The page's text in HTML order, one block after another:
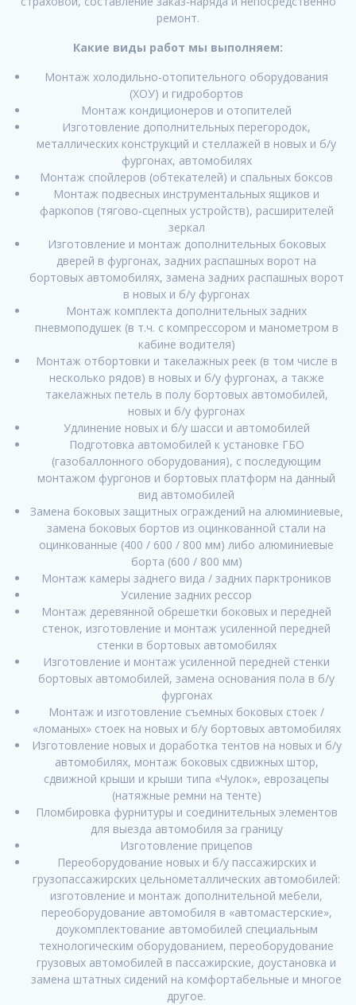
ремонт.
Какие виды работ мы выполняем:
Монтаж холодильно-отопительного оборудования
(ХОУ) и гидробортов
Монтаж кондиционеров и отопителей
Изготовление дополнительных перегородок,
металлических конструкций и стеллажей в новых и б/у
фургонах, автомобилях
Монтаж спойлеров (обтекателей) и спальных боксов
Монтаж подвесных инструментальных ящиков и
фаркопов (тягово-сцепных устройств), расширителей
зеркал
Изготовление и монтаж дополнительных боковых
дверей в фургонах, задних распашных ворот на
бортовых автомобилях, замена задних распашных ворот
в новых и б/у фургонах
Монтаж комплекта дополнительных задних
пневмоподушек (в т.ч. с компрессором и манометром в
кабине водителя)
Монтаж отбортовки и такелажных реек (в том числе в
несколько рядов) в новых и б/у фургонах, а также
такелажных петель в полу бортовых автомобилей,
новых и б/у фургонах
Удлинение новых и б/у шасси и автомобилей
Подготовка автомобилей к установке ГБО
(газобаллонного оборудования), с последующим
монтажом фургонов и бортовых платформ на данный
вид автомобилей
Замена боковых защитных ограждений на алюминиевые,
замена боковых бортов из оцинкованной стали на
оцинкованные (400 / 600 / 800 мм) либо алюминиевые
борта (600 / 800 мм)
Монтаж камеры заднего вида / задних парктроников
Усиление задних рессор
Монтаж деревянной обрешетки боковых и передней
стенок, изготовление и монтаж усиленной передней
стенки в бортовых автомобилях
Изготовление и монтаж усиленной передней стенки
бортовых автомобилей, замена основания пола в б/у
фургонах
Монтаж и изготовление съемных боковых стоек /
«ломаных» стоек на новых и б/у бортовых автомобилях
Изготовление новых и доработка тентов на новых и б/у
автомобилях, монтаж боковых сдвижных штор,
сдвижной крыши и крыши типа «Чулок», еврозацепы
(натяжные ремни на тенте)
Пломбировка фурнитуры и соединительных элементов
для выезда автомобиля за границу
Изготовление прицепов
Переоборудование новых и б/у пассажирских и
грузопассажирских цельнометаллических автомобилей:
изготовление и монтаж дополнительной мебели,
переоборудование автомобиля в «автомастерские»,
доукомплектование автомобилей специальным
технологическим оборудованием, переоборудование
грузовых автомобилей в пассажирские, доустановка и
замена штатных сидений на комфортабельные и многое
другое.